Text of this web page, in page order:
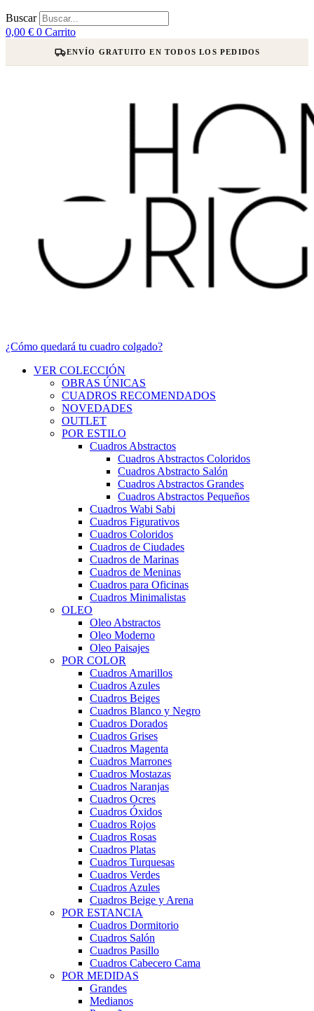
Buscar
0,00 € 0 Carrito
ENVÍO GRATUITO EN TODOS LOS PEDIDOS
¿Cómo quedará tu cuadro colgado?
VER COLECCIÓN
OBRAS ÚNICAS
CUADROS RECOMENDADOS
NOVEDADES
OUTLET
POR ESTILO
Cuadros Abstractos
Cuadros Abstractos Coloridos
Cuadros Abstracto Salón
Cuadros Abstractos Grandes
Cuadros Abstractos Pequeños
Cuadros Wabi Sabi
Cuadros Figurativos
Cuadros Coloridos
Cuadros de Ciudades
Cuadros de Marinas
Cuadros de Meninas
Cuadros para Oficinas
Cuadros Minimalistas
OLEO
Oleo Abstractos
Oleo Moderno
Oleo Paisajes
POR COLOR
Cuadros Amarillos
Cuadros Azules
Cuadros Beiges
Cuadros Blanco y Negro
Cuadros Dorados
Cuadros Grises
Cuadros Magenta
Cuadros Marrones
Cuadros Mostazas
Cuadros Naranjas
Cuadros Ocres
Cuadros Óxidos
Cuadros Rojos
Cuadros Rosas
Cuadros Platas
Cuadros Turquesas
Cuadros Verdes
Cuadros Azules
Cuadros Beige y Arena
POR ESTANCIA
Cuadros Dormitorio
Cuadros Salón
Cuadros Pasillo
Cuadros Cabecero Cama
POR MEDIDAS
Grandes
Medianos